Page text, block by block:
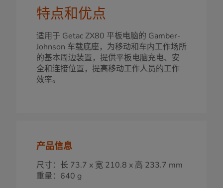
特点和优点
适用于 Getac ZX80 平板电脑的 Gamber-
Johnson 车载底座，为移动和车内工作场所
的基本周边装置，提供平板电脑充电、安
全和连接位置，提高移动工作人员的工作
效率。
产品信息
尺寸：长 73.7 x 宽 210.8 x 高 233.7 mm
重量：640 g